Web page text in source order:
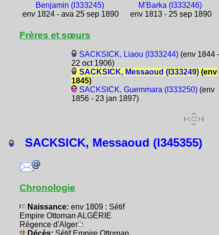
Benjamin (I333245)
env 1824 - ava 25 sep 1890
M'Barka (I333246)
env 1813 - 25 sep 1890
Frères et sœurs
SACKSICK, Liaou (I333244)(env 1844 -
22 oct 1906)
SACKSICK, Messaoud (I333249)(env
1845)
SACKSICK, Guemmara (I333250)(env
1856 - 23 jan 1897)
SACKSICK, Messaoud (I345355)
Chronologie
Naissance: env 1809 : Sétif
Empire Ottoman ALGÉRIE
Régence d'Alger
Décès: Sétif Empire Ottoman